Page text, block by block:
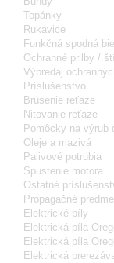
Topánky
Rukavice
Funkčná spodná
Ochranné prilby /
Výpredaj
Príslušenstvo
Brúsenie reťaze
Nitovanie reťaze
Pomôcky na výrub
Oleje a mazivá
Palivové potrubia
Spustenie motora
Ostatné
Propagačné
Elektrické píly
Elektrická píla
Elektrická píla
Elektrická